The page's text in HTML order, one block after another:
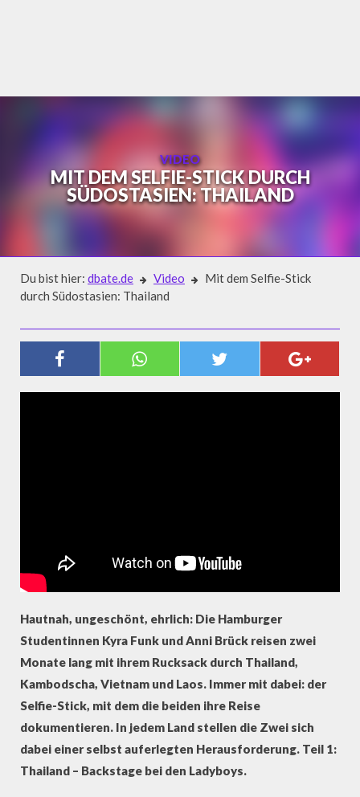
VIDEO
MIT DEM SELFIE-STICK DURCH
SÜDOSTASIEN: THAILAND
Du bist hier: dbate.de Video
Mit dem Selfie-Stick
durch Südostasien: Thailand
MIT DEM SELFIE-STICK DURCH
SÜDOSTASIEN: THAILAND
Hautnah, ungeschönt, ehrlich: Die Hamburger
Studentinnen Kyra Funk und Anni Brück reisen zwei
Monate lang mit ihrem Rucksack durch Thailand,
Kambodscha, Vietnam und Laos. Immer mit dabei: der
Selfie-Stick, mit dem die beiden ihre Reise
dokumentieren. In jedem Land stellen die Zwei sich
dabei einer selbst auferlegten Herausforderung. Teil 1:
Thailand – Backstage bei den Ladyboys.